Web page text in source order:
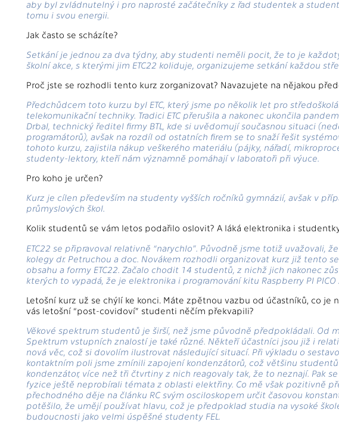
aby byl zvládnutelný i pro naprosté začátečníky z řad studentek a
tomu i svou energii.
Jak často se scházíte?
Setkání je jednou za dva týdny, aby studenti neměli pocit, že to je
školní akce, s kterými jim ETC22 koliduje, organizujeme setkání každou
Proč jste se rozhodli tento kurz zorganizovat? Navazujete na nějakou
Předchůdcem toto kurzu byl ETC, který jsme po několik let pro
telekomunikační techniky. Tradici ETC přerušila a nakonec ukončila
Drbal, technický ředitel firmy BTL, kde si uvědomují současnou situaci
programátorů), avšak na rozdíl od ostatních firem se to snaží řešit
tohoto kurzu, zajistila nákup veškerého materiálu (pájky, nářadí,
studenty-lektory, kteří nám významně pomáhají v laboratoři při výuce.
Pro koho je určen?
Kurz je cílen především na studenty vyšších ročníků gymnázií, avšak v
průmyslových škol.
Kolik studentů se vám letos podařilo oslovit? A láká elektronika i
ETC22 se připravoval relativně “narychlo”. Původně jsme totiž uvažovali,
kolegy dr. Petruchou a doc. Novákem rozhodli organizovat kurz již tento
obsahu a formy ETC22. Začalo chodit 14 studentů, z nichž jich nakonec
kterých to vypadá, že je elektronika i programování kitu Raspberry PI PICO
Letošní kurz už se chýlí ke konci. Máte zpětnou vazbu od účastníků, co je
vás letošní “post-covidoví” studenti něčím překvapili?
Věkové spektrum studentů je širší, než jsme původně předpokládali. Od
Spektrum vstupních znalostí je také různé. Někteří účastníci jsou již i
nová věc, což si dovolím ilustrovat následující situací. Při výkladu o
kontaktním poli jsme zmínili zapojení kondenzátorů, což většinu
kondenzátor, více než tři čtvrtiny z nich reagovaly tak, že to neznají. Pak
fyzice ještě neprobírali témata z oblasti elektřiny. Co mě však pozitivně
přechodného děje na článku RC svým osciloskopem určit časovou
potěšilo, že umějí používat hlavu, což je předpoklad studia na vysoké
budoucnosti jako velmi úspěšné studenty FEL.